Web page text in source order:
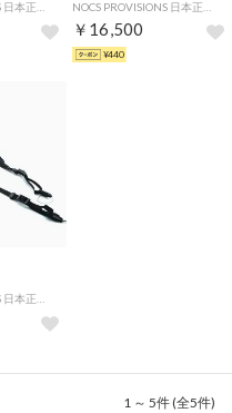
￥16,500
¥440
1 ～ 5件 (全5件)